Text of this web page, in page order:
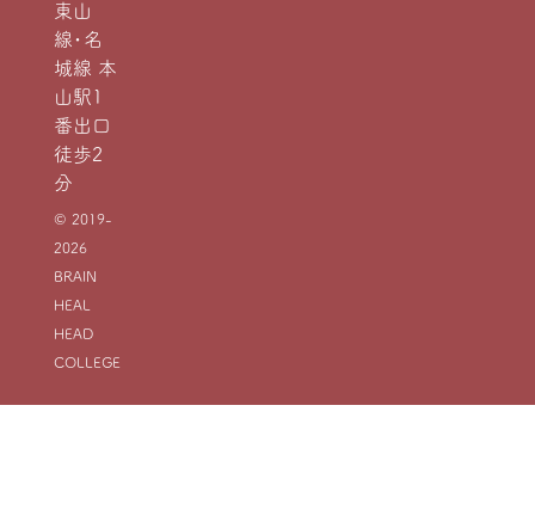
東山
線・名
城線 本
山駅1
番出口
徒歩2
分
© 2019-
2026
BRAIN
HEAL
HEAD
COLLEGE